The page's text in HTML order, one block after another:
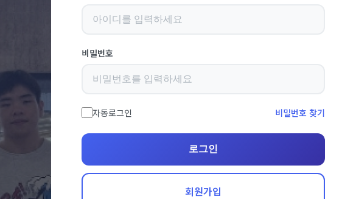
비밀번호
자동로그인 비밀번호 찾기
로그인
회원가입